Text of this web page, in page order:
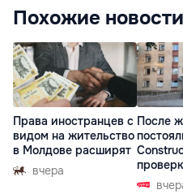
Похожие новости
Права иностранцев с
видом на жительство
в Молдове расширят
вчера
После